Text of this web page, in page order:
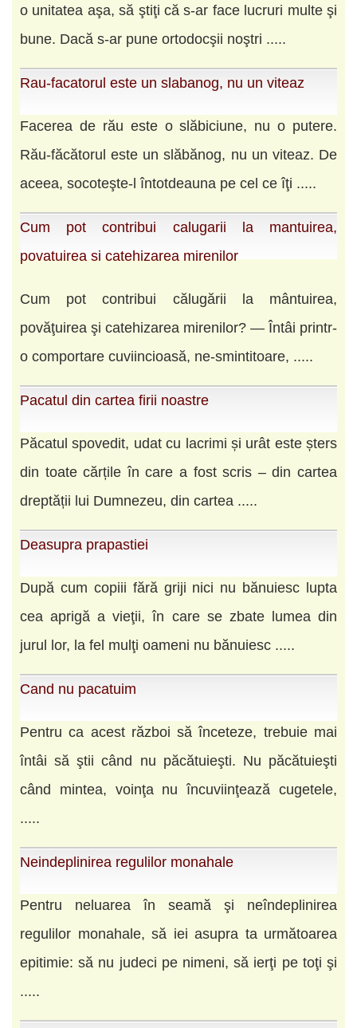
o unitatea aşa, să ştiţi că s-ar face lucruri multe şi
bune. Dacă s-ar pune ortodocşii noştri .....
Rau-facatorul este un slabanog, nu un viteaz
Facerea de rău este o slăbiciune, nu o putere.
Rău-făcătorul este un slăbănog, nu un viteaz. De
aceea, socoteşte-l întotdeauna pe cel ce îţi .....
Cum pot contribui calugarii la mantuirea,
povatuirea si catehizarea mirenilor
Cum pot contribui călugării la mântuirea,
povăţuirea şi catehizarea mirenilor? — Întâi printr-
o comportare cuviincioasă, ne-smintitoare, .....
Pacatul din cartea firii noastre
Păcatul spovedit, udat cu lacrimi și urât este șters
din toate cărțile în care a fost scris – din cartea
dreptății lui Dumnezeu, din cartea .....
Deasupra prapastiei
După cum copiii fără griji nici nu bănuiesc lupta
cea aprigă a vieţii, în care se zbate lumea din
jurul lor, la fel mulţi oameni nu bănuiesc .....
Cand nu pacatuim
Pentru ca acest război să înceteze, trebuie mai
întâi să ştii când nu păcătuieşti. Nu păcătuieşti
când mintea, voinţa nu încuviinţează cugetele,
.....
Neindeplinirea regulilor monahale
Pentru neluarea în seamă şi neîndeplinirea
regulilor monahale, să iei asupra ta următoarea
epitimie: să nu judeci pe nimeni, să ierţi pe toţi şi
.....